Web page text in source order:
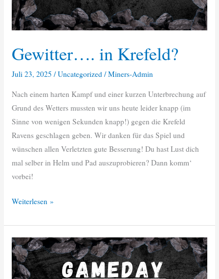
Gewitter…. in Krefeld?
Juli 23, 2025 /Uncategorized/Miners-Admin
Nach einem harten Kampf und einer kurzen Unterbrechung auf
Grund des Wetters mussten wir uns heute leider knapp (im
Sinne von wenigen Sekunden knapp!) gegen die Krefeld
Ravens geschlagen geben. Wir danken für das Spiel und
wünschen allen Verletzten gute Besserung! Du hast Lust dich
mal selber in Helm und Pad auszuprobieren? Dann komm‘
vorbei!
Gewitter….
Krefeld?
Weiterlesen »